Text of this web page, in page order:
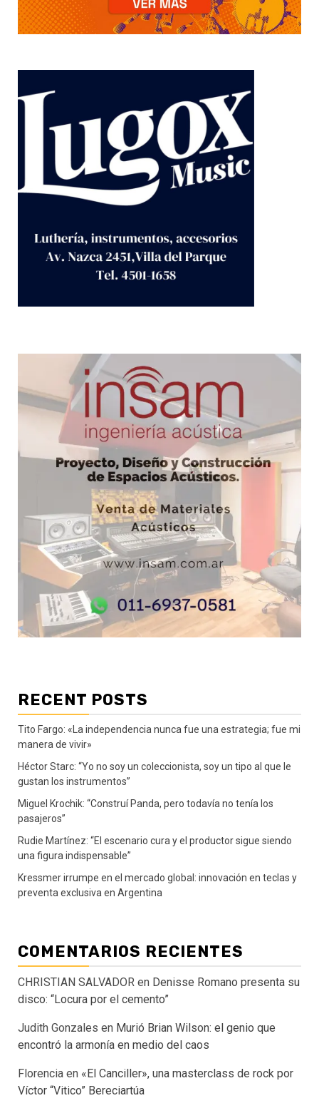
RECENT POSTS
Tito Fargo: «La independencia nunca fue una estrategia; fue mi
manera de vivir»
Héctor Starc: “Yo no soy un coleccionista, soy un tipo al que le
gustan los instrumentos”
Miguel Krochik: “Construí Panda, pero todavía no tenía los
pasajeros”
Rudie Martínez: “El escenario cura y el productor sigue siendo
una figura indispensable”
Kressmer irrumpe en el mercado global: innovación en teclas y
preventa exclusiva en Argentina
COMENTARIOS RECIENTES
CHRISTIAN SALVADOR en Denisse Romano presenta su
disco: “Locura por el cemento”
Judith Gonzales en Murió Brian Wilson: el genio que
encontró la armonía en medio del caos
Florencia en «El Canciller», una masterclass de rock por
Víctor “Vitico” Bereciartúa